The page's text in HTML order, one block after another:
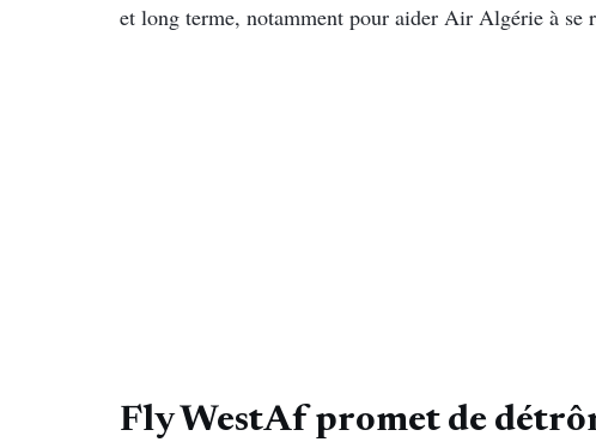
et long terme, notamment pour aider Air Algérie à se
Fly WestAf promet de